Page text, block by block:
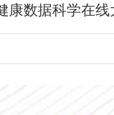
康数据科学在